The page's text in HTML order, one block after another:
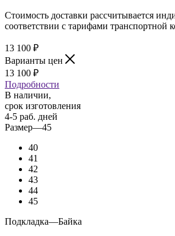
Стоимость доставки рассчитывается
соответствии с тарифами транспортной
13 100 ₽
Варианты цен
13 100 ₽
Подробности
В наличии,
срок изготовления
4-5 раб. дней
Размер—45
40
41
42
43
44
45
Подкладка—Байка